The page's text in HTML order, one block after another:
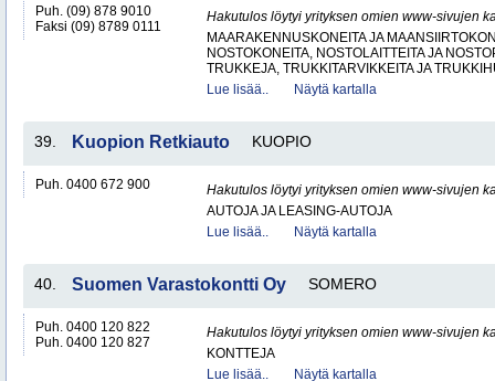
Puh. (09) 878 9010
Faksi (09) 8789 0111
Hakutulos löytyi yrityksen omien www-sivujen
MAARAKENNUSKONEITA JA
NOSTOKONEITA, NOSTOLAITTEITA JA
TRUKKEJA, TRUKKITARVIKKEITA JA
Lue lisää..
Näytä kartalla
39. Kuopion Retkiauto KUOPIO
Puh. 0400 672 900
Hakutulos löytyi yrityksen omien www-sivujen
AUTOJA JA LEASING-AUTOJA
Lue lisää..
Näytä kartalla
40. Suomen Varastokontti Oy SOMERO
Puh. 0400 120 822
Puh. 0400 120 827
Hakutulos löytyi yrityksen omien www-sivujen
KONTTEJA
Lue lisää..
Näytä kartalla